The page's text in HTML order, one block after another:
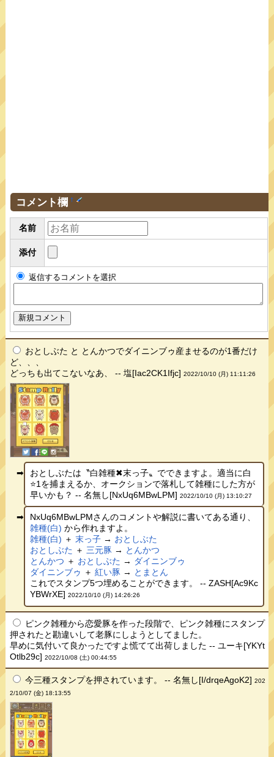
コメント欄 †
名前
添付
返信するコメントを選択
おとしぶた と とんかつでダイニンブゥ産ませるのが1番だけ
ど、、、
どっちも出てこないなあ、 -- 塩[Iac2CK1Ifjc]2022/10/10 (月) 11:11:26
おとしぶたは〝白雑種✖︎末っ子〟でできますよ。適当に白
⭐️1を捕まえるか、オークションで落札して雑種にした方が
早いかも？ -- 名無し[NxUq6MBwLPM] 2022/10/10 (月) 13:10:27
NxUq6MBwLPMさんのコメントや解説に書いてある通り、
雑種(白) から作れますよ。
雑種(白) ＋ 末っ子→ おとしぶた
おとしぶた ＋ 三元豚→ とんかつ
とんかつ ＋ おとしぶた → ダイニンブゥ
ダイニンブゥ ＋ 紅い豚→ とまとん
これでスタンプ5つ埋めることができます。 -- ZASH[Ac9Kc
YBWrXE] 2022/10/10 (月) 14:26:26
ピンク雑種から恋愛豚を作った段階で、ピンク雑種にスタンプ
押されたと勘違いして老豚にしようとしてました。
早めに気付いて良かったですよ慌てて出荷しました -- ユーキ[YKYt
Otlb29c]2022/10/08 (土) 00:44:55
今三種スタンプを押されています。 -- 名無し[I/drqeAgoK2]202
2/10/07 (金) 18:13:55